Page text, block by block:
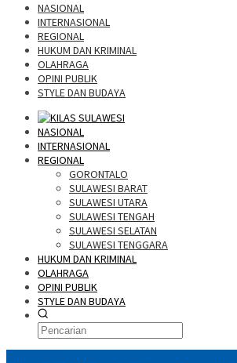
NASIONAL
INTERNASIONAL
REGIONAL
HUKUM DAN KRIMINAL
OLAHRAGA
OPINI PUBLIK
STYLE DAN BUDAYA
NASIONAL
INTERNASIONAL
REGIONAL
GORONTALO
SULAWESI BARAT
SULAWESI UTARA
SULAWESI TENGAH
SULAWESI SELATAN
SULAWESI TENGGARA
HUKUM DAN KRIMINAL
OLAHRAGA
OPINI PUBLIK
STYLE DAN BUDAYA